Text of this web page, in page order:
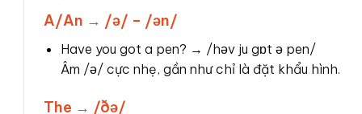
A/An → /ə/ – /ən/
Have you got a pen? → /həv ju gɒt ə pen/
Âm /ə/ cực nhẹ, gần như chỉ là đặt khẩu hình.
The → /ðə/